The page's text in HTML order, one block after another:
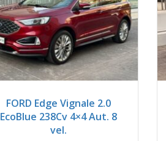
FORD Edge Vignale 2.0
EcoBlue 238Cv 4×4 Aut. 8
vel.